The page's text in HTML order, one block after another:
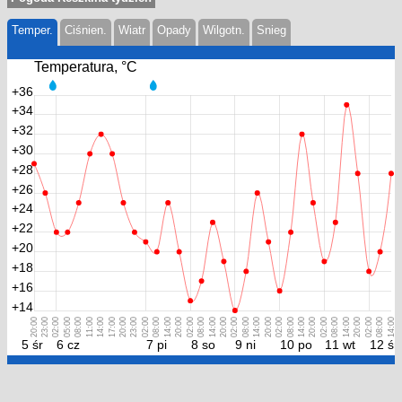
Temper. Ciśnien. Wiatr Opady Wilgotn. Snieg
Temperatura, °С
5 śr
20:00 23:00
6 cz
02:00 05:00 08:00 11:00 14:00 17:00 20:00 23:00
7 pi
02:00 08:00 14:00 20:00
8 so
02:00 08:00 14:00 20:00
9 ni
02:00 08:00 14:00 20:00
10 po
02:00 08:00 14:00 20:00
11 wt
02:00 08:00 14:00 20:00
12 śr
02:00 08:00 14:00
+14
+16
+18
+20
+22
+24
+26
+28
+30
+32
+34
+36